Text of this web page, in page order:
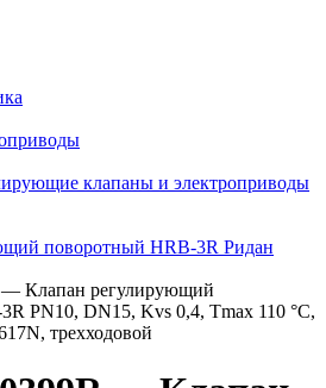
клапаны и электроприводы
поворотный HRB-3R Ридан
— Клапан регулирующий
PN10, DN15, Kvs 0,4, Tmax 110 °C,
трехходовой